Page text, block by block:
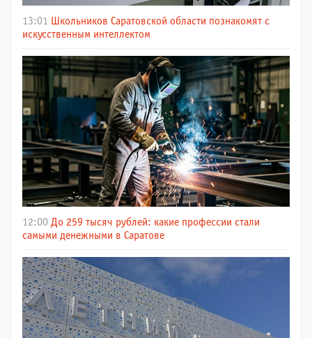
13:01 Школьников Саратовской области познакомят с
искусственным интеллектом
12:00 До 259 тысяч рублей: какие профессии стали
самыми денежными в Саратове